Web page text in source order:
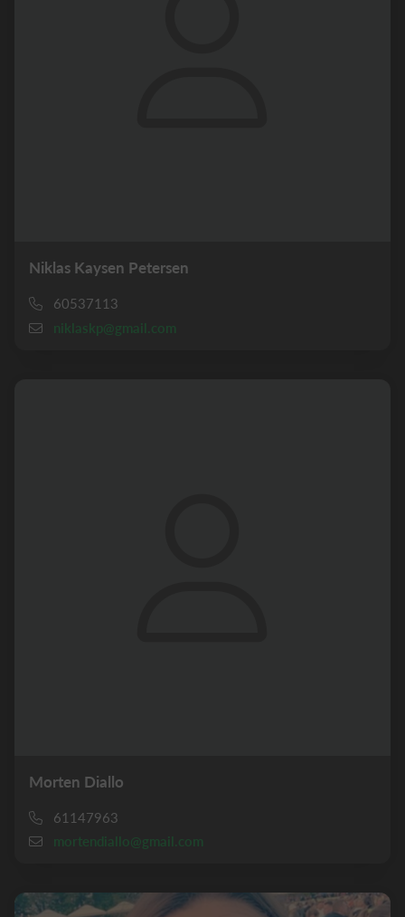
Niklas Kaysen Petersen
60537113
niklaskp@gmail.com
Morten Diallo
61147963
mortendiallo@gmail.com